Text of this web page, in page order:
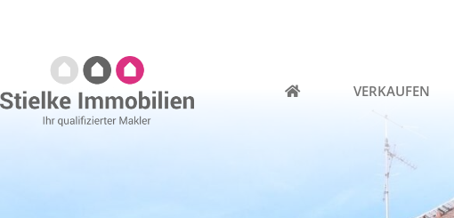
VERKAUFEN